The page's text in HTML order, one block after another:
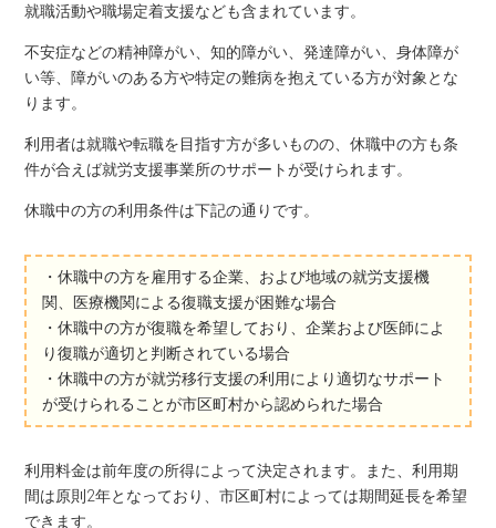
就職活動や職場定着支援なども含まれています。
不安症などの精神障がい、知的障がい、発達障がい、身体障が
い等、障がいのある方や特定の難病を抱えている方が対象とな
ります。
利用者は就職や転職を目指す方が多いものの、休職中の方も条
件が合えば就労支援事業所のサポートが受けられます。
休職中の方の利用条件は下記の通りです。
・休職中の方を雇用する企業、および地域の就労支援機
関、医療機関による復職支援が困難な場合
・休職中の方が復職を希望しており、企業および医師によ
り復職が適切と判断されている場合
・休職中の方が就労移行支援の利用により適切なサポート
が受けられることが市区町村から認められた場合
利用料金は前年度の所得によって決定されます。また、利用期
間は原則2年となっており、市区町村によっては期間延長を希望
できます。